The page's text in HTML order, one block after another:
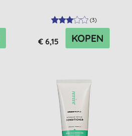
(3)
€ 6,15 KOPEN